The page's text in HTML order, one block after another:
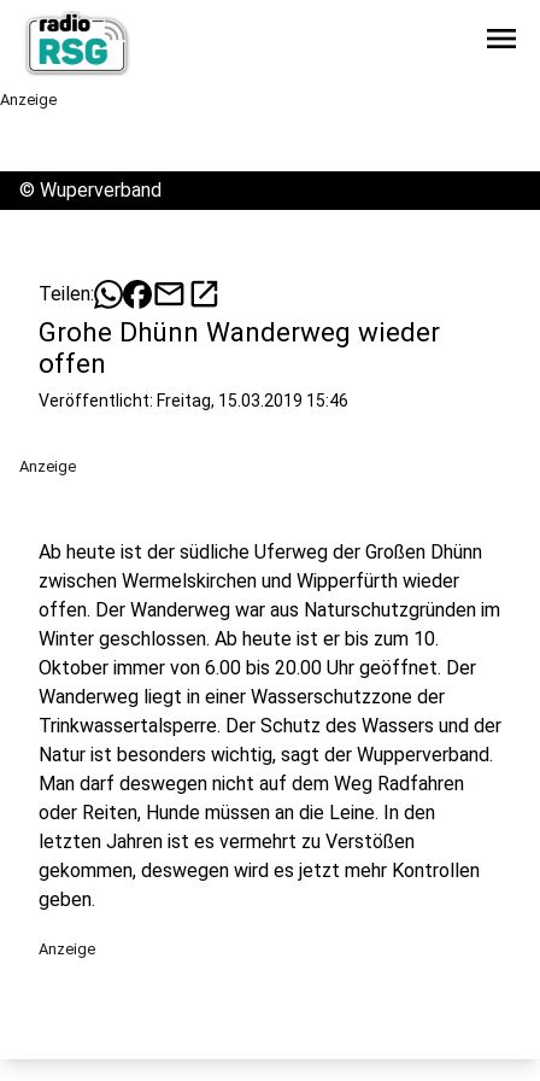
menu
Anzeige
© Wuperverband
Teilen: mailopen_in_new
Grohe Dhünn Wanderweg wieder
offen
Veröffentlicht: Freitag, 15.03.2019 15:46
Anzeige
Ab heute ist der südliche Uferweg der Großen Dhünn
zwischen Wermelskirchen und Wipperfürth wieder
offen. Der Wanderweg war aus Naturschutzgründen im
Winter geschlossen. Ab heute ist er bis zum 10.
Oktober immer von 6.00 bis 20.00 Uhr geöffnet. Der
Wanderweg liegt in einer Wasserschutzzone der
Trinkwassertalsperre. Der Schutz des Wassers und der
Natur ist besonders wichtig, sagt der Wupperverband.
Man darf deswegen nicht auf dem Weg Radfahren
oder Reiten, Hunde müssen an die Leine. In den
letzten Jahren ist es vermehrt zu Verstößen
gekommen, deswegen wird es jetzt mehr Kontrollen
geben.
Anzeige